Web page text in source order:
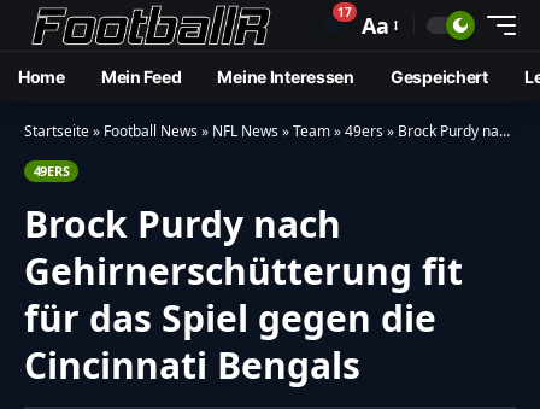
🔔17 Aa
Home Mein Feed Meine Interessen Gespeichert
Startseite» Football News» NFL News»Team»49ers» Brock Purdy nach Gehirnerschütterung fit für das Spiel gegen die Cincinnati Bengals
49ERS
Brock Purdy nach
Gehirnerschütterung fit
für das Spiel gegen die
Cincinnati Bengals